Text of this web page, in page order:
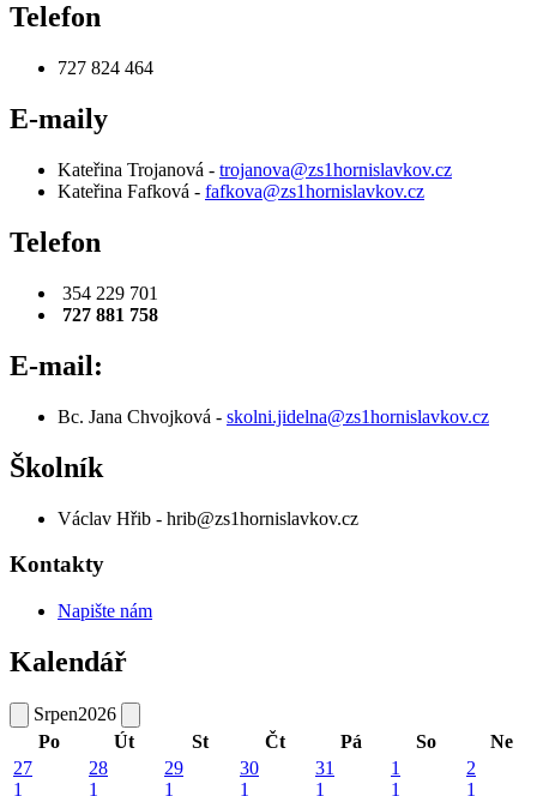
Telefon
727 824 464
E-maily
Kateřina Trojanová - trojanova@zs1hornislavkov.cz
Kateřina Fafková - fafkova@zs1hornislavkov.cz
Telefon
354 229 701
727 881 758
E-mail:
Bc. Jana Chvojková - skolni.jidelna@zs1hornislavkov.cz
Školník
Václav Hřib - hrib@zs1hornislavkov.cz
Kontakty
Napište nám
Kalendář
Srpen2026
Po
Út St Čt Pá So
Ne
27
1
28
1
29
1
30
1
31
1
1
1
2
1